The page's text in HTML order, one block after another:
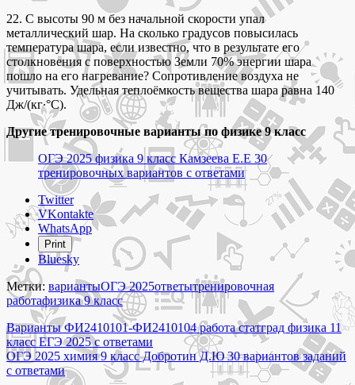
22. С высоты 90 м без начальной скорости упал
металлический шар. На сколько градусов повысилась
температура шара, если известно, что в результате его
столкновения с поверхностью Земли 70% энергии шара
пошло на его нагревание? Сопротивление воздуха не
учитывать. Удельная теплоёмкость вещества шара равна 140
Дж/(кг∙°С).
Другие тренировочные варианты по физике 9 класс
ОГЭ 2025 физика 9 класс Камзеева Е.Е 30
тренировочных вариантов с ответами
Share
the
post
"Варианты
ФИ2490101-
ФИ2490104
работа
статград
физика
9
класс
ОГЭ
2025
Twitter
VKontakte
WhatsApp
Print
Bluesky
Метки: вариантыОГЭ 2025ответытренировочная
работафизика 9 класс
Навигация
по
записям
Варианты ФИ2410101-ФИ2410104 работа статград физика 11
класс ЕГЭ 2025 с ответами
ОГЭ 2025 химия 9 класс Добротин Д.Ю 30 вариантов заданий
с ответами